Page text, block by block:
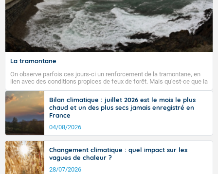
La tramontane
On observe parfois ces jours-ci un renforcement de la tramontane, en
lien avec des conditions propices de feux de forêt. Mais qu'est-ce que la
tramontane ? Quelles sont ses caractéristiques ? La tramontane est un
vent turbulent soufflant de secteur nord-ouest à nord, ou ouest à nord-
ouest, dans un secteur qui part du Roussillon à la vallée de l’Aude et à
l’ouest de l’Hérault. L’étymologie de ce vent vient du latin trasmontanus,
signifiant au-delà des monts, en allusion aux régions montagneuses
d’où provient ce vent.
Bilan climatique : juillet 2026 est le mois le plus
chaud et un des plus secs jamais enregistré en
France
04/08/2026
Changement climatique : quel impact sur les
vagues de chaleur ?
28/07/2026